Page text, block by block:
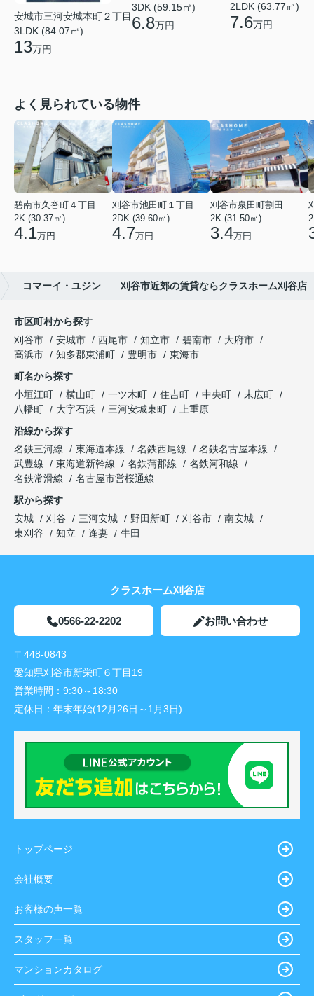
安城市三河安城本町２丁目
3LDK (84.07㎡)
13万円
3DK (59.15㎡)
6.8万円
2LDK (63.77㎡)
7.6万円
よく見られている物件
碧南市久沓町４丁目
2K (30.37㎡)
4.1万円
刈谷市池田町１丁目
2DK (39.60㎡)
4.7万円
刈谷市泉田町割田
2K (31.50㎡)
3.4万円
コマーイ・ユジン 刈谷市近郊の賃貸ならクラスホーム刈谷店
市区町村から探す
刈谷市
安城市 西尾市 知立市 碧南市
大府市
高浜市
知多郡東浦町 豊明市
東海市
町名から探す
小垣江町
横山町 一ツ木町 住吉町 中央町
末広町
八幡町
大字石浜 三河安城東町
上重原
沿線から探す
名鉄三河線
東海道本線 名鉄西尾線
名鉄名古屋本線
武豊線
東海道新幹線 名鉄蒲郡線
名鉄河和線
名鉄常滑線
名古屋市営桜通線
駅から探す
安城
刈谷 三河安城 野田新町 刈谷市
南安城
東刈谷
知立 逢妻 牛田
クラスホーム刈谷店
0566-22-2202 お問い合わせ
〒448-0843
愛知県刈谷市新栄町６丁目19
営業時間： 9:30～18:30
定休日： 年末年始(12月26日～1月3日)
トップページ
会社概要
お客様の声一覧
スタッフ一覧
マンションカタログ